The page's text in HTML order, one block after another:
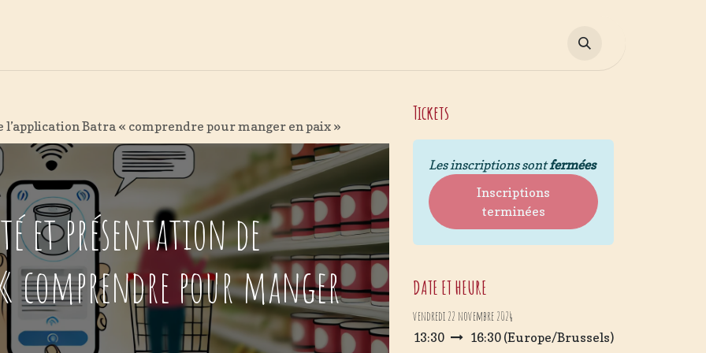
Contactez-nous
Batra « comprendre pour manger en paix »
et présentation de
comprendre pour manger
Tickets
Les inscriptions sontfermées
Inscriptions
terminées
DATE ET HEURE
vendredi 22 novembre 2024
13:30
16:30 (Europe/Brussels)